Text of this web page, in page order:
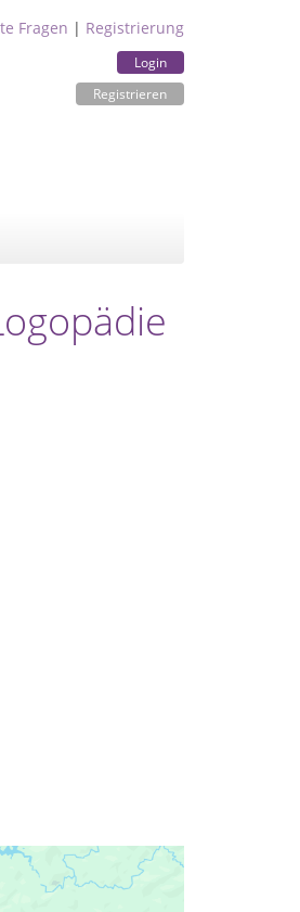
Fragen | Registrierung
Login
Registrieren